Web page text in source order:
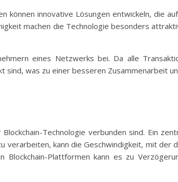
können innovative Lösungen entwickeln, die
machen die Technologie besonders
eines Netzwerks bei. Da alle
was zu einer besseren Zusammenarbeit
Technologie verbunden sind. Ein
verarbeiten, kann die Geschwindigkeit, mit der
Plattformen kann es zu